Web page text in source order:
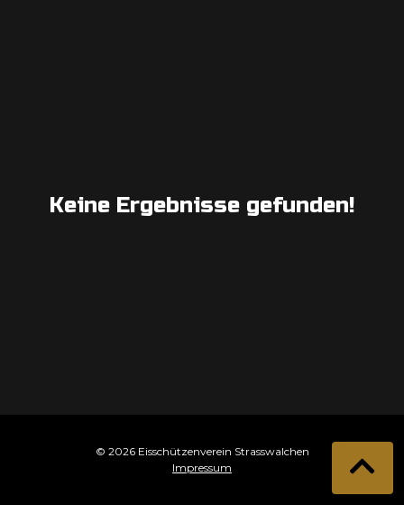
Keine Ergebnisse gefunden!
© 2026 Eisschützenverein Strasswalchen
Impressum